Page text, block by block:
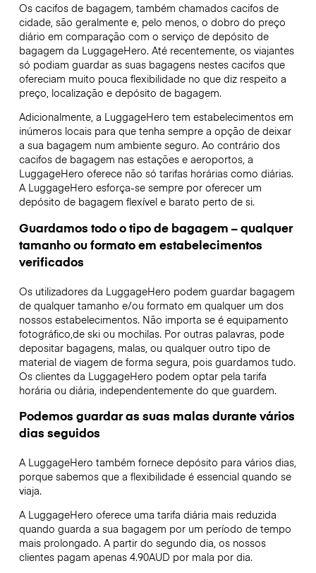
Os cacifos de bagagem, também chamados cacifos de
cidade, são geralmente e, pelo menos, o dobro do preço
diário em comparação com o serviço de depósito de
bagagem da LuggageHero. Até recentemente, os viajantes
só podiam guardar as suas bagagens nestes cacifos que
ofereciam muito pouca flexibilidade no que diz respeito a
preço, localização e depósito de bagagem.
Adicionalmente, a LuggageHero tem estabelecimentos em
inúmeros locais para que tenha sempre a opção de deixar
a sua bagagem num ambiente seguro. Ao contrário dos
cacifos de bagagem nas estações e aeroportos, a
LuggageHero oferece não só tarifas horárias como diárias.
A LuggageHero esforça-se sempre por oferecer um
depósito de bagagem flexível e barato perto de si.
Guardamos todo o tipo de bagagem – qualquer
tamanho ou formato em estabelecimentos
verificados
Os utilizadores da LuggageHero podem guardar bagagem
de qualquer tamanho e/ou formato em qualquer um dos
nossos estabelecimentos. Não importa se é equipamento
fotográfico,de ski ou mochilas. Por outras palavras, pode
depositar bagagens, malas, ou qualquer outro tipo de
material de viagem de forma segura, pois guardamos tudo.
Os clientes da LuggageHero podem optar pela tarifa
horária ou diária, independentemente do que guardem.
Podemos guardar as suas malas durante vários
dias seguidos
A LuggageHero também fornece depósito para vários dias,
porque sabemos que a flexibilidade é essencial quando se
viaja.
A LuggageHero oferece uma tarifa diária mais reduzida
quando guarda a sua bagagem por um período de tempo
mais prolongado. A partir do segundo dia, os nossos
clientes pagam apenas 4.90AUD por mala por dia.